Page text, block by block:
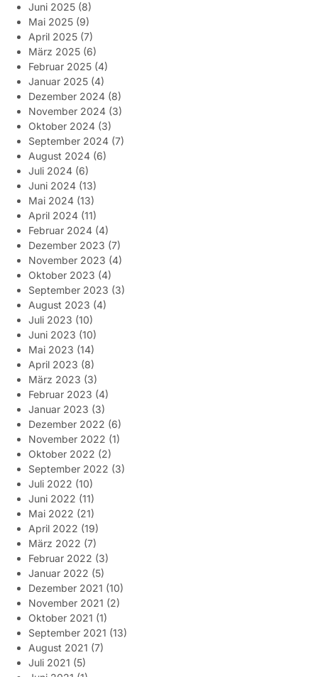
Juni 2025 (8)
Mai 2025 (9)
April 2025 (7)
März 2025 (6)
Februar 2025 (4)
Januar 2025 (4)
Dezember 2024 (8)
November 2024 (3)
Oktober 2024 (3)
September 2024 (7)
August 2024 (6)
Juli 2024 (6)
Juni 2024 (13)
Mai 2024 (13)
April 2024 (11)
Februar 2024 (4)
Dezember 2023 (7)
November 2023 (4)
Oktober 2023 (4)
September 2023 (3)
August 2023 (4)
Juli 2023 (10)
Juni 2023 (10)
Mai 2023 (14)
April 2023 (8)
März 2023 (3)
Februar 2023 (4)
Januar 2023 (3)
Dezember 2022 (6)
November 2022 (1)
Oktober 2022 (2)
September 2022 (3)
Juli 2022 (10)
Juni 2022 (11)
Mai 2022 (21)
April 2022 (19)
März 2022 (7)
Februar 2022 (3)
Januar 2022 (5)
Dezember 2021 (10)
November 2021 (2)
Oktober 2021 (1)
September 2021 (13)
August 2021 (7)
Juli 2021 (5)